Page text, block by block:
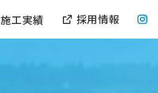
施工実績 採用情報